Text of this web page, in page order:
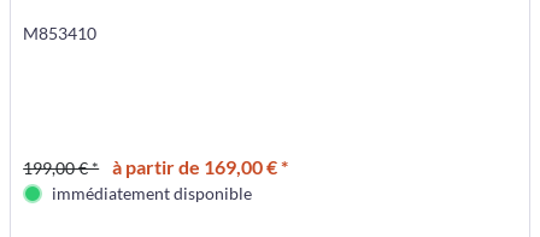
M853410
199,00 € * à partir de 169,00 € *
immédiatement disponible